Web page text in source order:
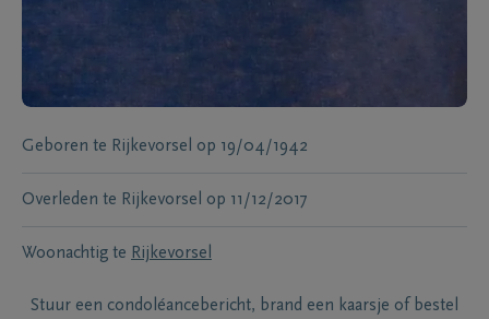
Geboren te Rijkevorsel op 19/04/1942
Overleden te Rijkevorsel op 11/12/2017
Woonachtig te Rijkevorsel
Stuur een condoléancebericht, brand een kaarsje of bestel